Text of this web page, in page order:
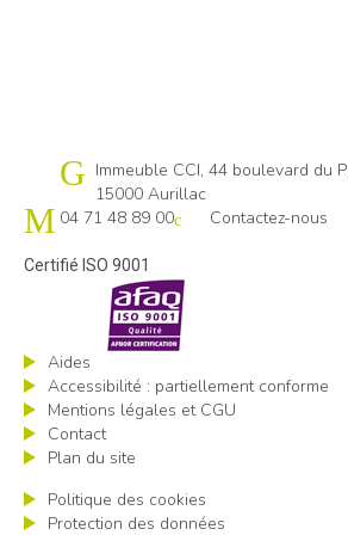
Cap emploi 15
Immeuble CCI, 44 boulevard du
15000 Aurillac
04 71 48 89 00
Contactez-nous
Certifié ISO 9001
Aides
Accessibilité : partiellement conforme
Mentions légales et CGU
Contact
Plan du site
Politique des cookies
Protection des données